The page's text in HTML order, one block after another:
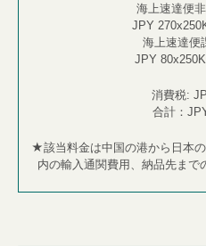
海上速達便
JPY
海上速達便
JPY
消費税:
合計：
★該当料金は中国の港から日本
内の輸入通関費用、納品先まで